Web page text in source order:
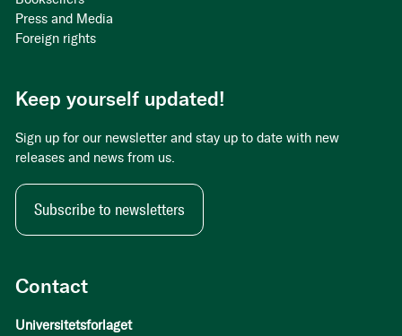
Contact
Universitetsforlaget
Press and Media
Foreign rights
Keep yourself updated!
Sign up for our newsletter and stay up to date with new
releases and news from us.
Subscribe to newsletters